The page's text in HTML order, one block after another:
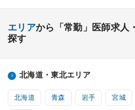
エリアから「常勤」医師求人
探す
北海道・東北エリア
北海道 青森 岩手 宮城